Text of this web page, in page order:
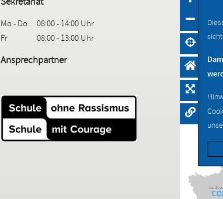
Mo - Do
08:00 - 14:00 Uhr
Fr
08:00 - 13:00 Uhr
Ansprechpartner